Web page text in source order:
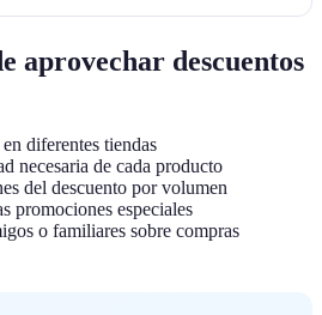
aprovechar descuentos
diferentes tiendas
necesaria de cada producto
del descuento por volumen
promociones especiales
o familiares sobre compras